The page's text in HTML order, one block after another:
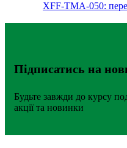
XFF-TMA-050:
Підписатись на
Будьте завжди до курсу
акції та новинки